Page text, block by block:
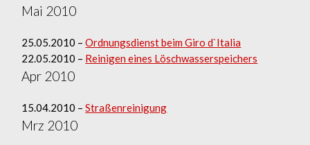
Mai 2010
25.05.2010 –Ordnungsdienst beim Giro d`Italia
22.05.2010 – Reinigen eines Löschwasserspeichers
Apr 2010
15.04.2010 –Straßenreinigung
Mrz 2010